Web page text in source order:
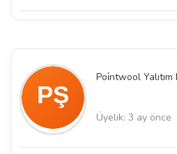
Poi̇ntwool
Üyelik: 3 ay önce